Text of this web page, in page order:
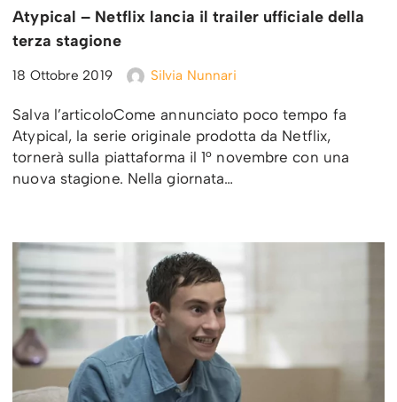
Atypical – Netflix lancia il trailer ufficiale della
terza stagione
18 Ottobre 2019 Silvia Nunnari
Salva l’articoloCome annunciato poco tempo fa
Atypical, la serie originale prodotta da Netflix,
tornerà sulla piattaforma il 1° novembre con una
nuova stagione. Nella giornata…